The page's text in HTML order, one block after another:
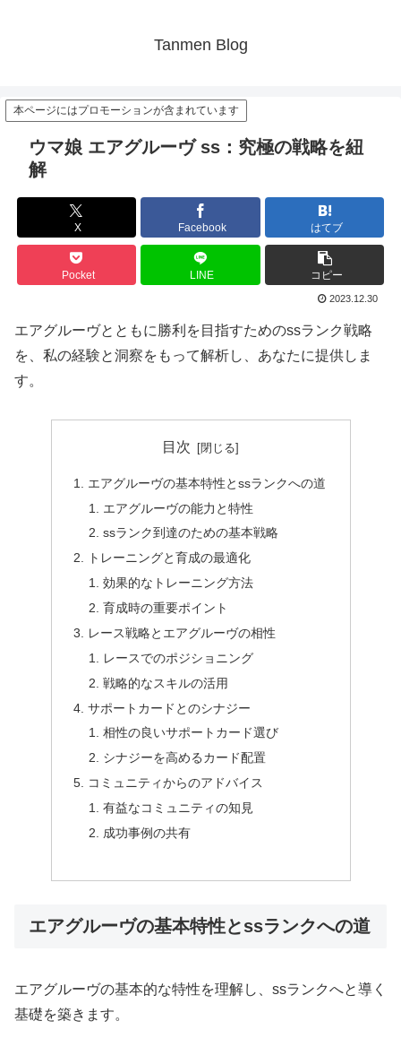
Tanmen Blog
本ページにはプロモーションが含まれています
ウマ娘 エアグルーヴ ss：究極の戦略を紐
解
X Facebook はてブ
Pocket LINE コピー
2023.12.30
エアグルーヴとともに勝利を目指すためのssランク戦略
を、私の経験と洞察をもって解析し、あなたに提供しま
す。
目次
エアグルーヴの基本特性とssランクへの道
エアグルーヴの能力と特性
ssランク到達のための基本戦略
トレーニングと育成の最適化
効果的なトレーニング方法
育成時の重要ポイント
レース戦略とエアグルーヴの相性
レースでのポジショニング
戦略的なスキルの活用
サポートカードとのシナジー
相性の良いサポートカード選び
シナジーを高めるカード配置
コミュニティからのアドバイス
有益なコミュニティの知見
成功事例の共有
エアグルーヴの基本特性とssランクへの道
エアグルーヴの基本的な特性を理解し、ssランクへと導く
基礎を築きます。